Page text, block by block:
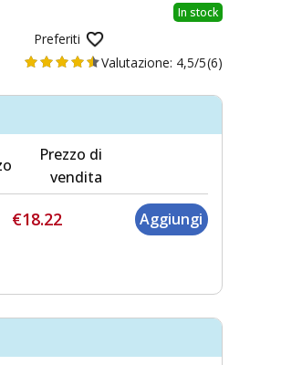
In stock
Preferiti
Valutazione: 4,5/5(6)
Prezzo di
vendita
€18.22